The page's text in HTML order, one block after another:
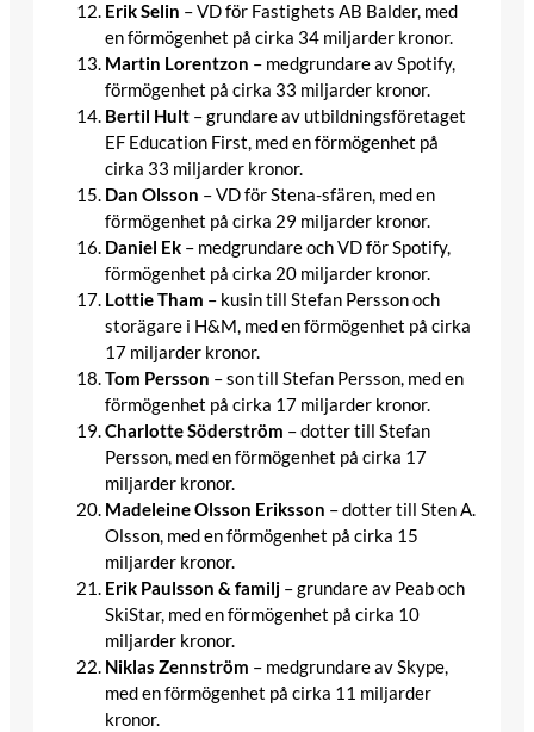
Erik Selin – VD för Fastighets AB Balder, med
en förmögenhet på cirka 34 miljarder kronor.​
Martin Lorentzon – medgrundare av Spotify,
förmögenhet på cirka 33 miljarder kronor.​
Bertil Hult – grundare av utbildningsföretaget
EF Education First, med en förmögenhet på
cirka 33 miljarder kronor.​
Dan Olsson – VD för Stena-sfären, med en
förmögenhet på cirka 29 miljarder kronor.​
Daniel Ek – medgrundare och VD för Spotify,
förmögenhet på cirka 20 miljarder kronor.
Lottie Tham – kusin till Stefan Persson och
storägare i H&M, med en förmögenhet på cirka
17 miljarder kronor.​
Tom Persson – son till Stefan Persson, med en
förmögenhet på cirka 17 miljarder kronor.​
Charlotte Söderström – dotter till Stefan
Persson, med en förmögenhet på cirka 17
miljarder kronor.​
Madeleine Olsson Eriksson – dotter till Sten A.
Olsson, med en förmögenhet på cirka 15
miljarder kronor.
Erik Paulsson & familj – grundare av Peab och
SkiStar, med en förmögenhet på cirka 10
miljarder kronor.
Niklas Zennström – medgrundare av Skype,
med en förmögenhet på cirka 11 miljarder
kronor.​